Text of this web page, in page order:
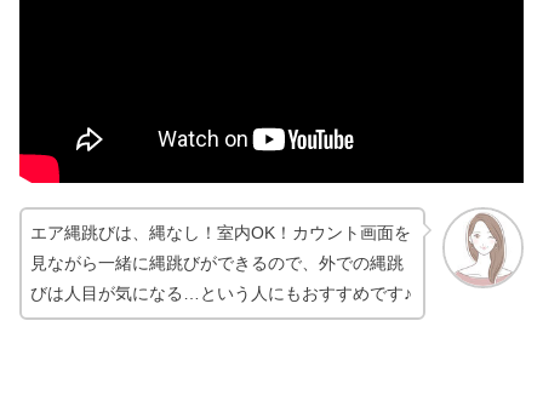
エア縄跳びは、縄なし！室内OK！カウント画面を
見ながら一緒に縄跳びができるので、外での縄跳
びは人目が気になる…という人にもおすすめです♪